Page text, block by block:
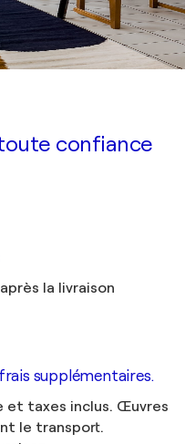
confiance
la livraison
supplémentaires.
et taxes inclus. Œuvres
le transport.